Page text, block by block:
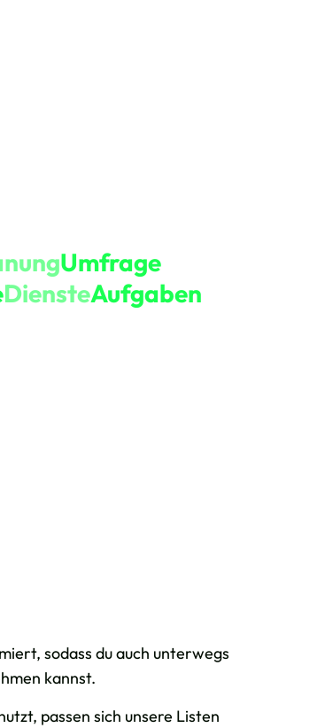
Umfrage
DiensteAufgaben
sodass du auch unterwegs
kannst.
passen sich unsere Listen